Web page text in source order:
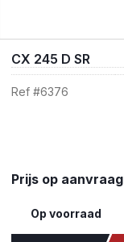
CX 245 D SR
Ref #6376
Prijs op aanvraag
Op voorraad